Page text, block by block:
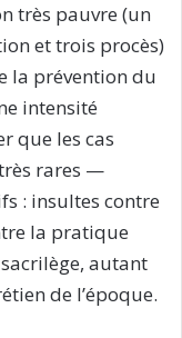
très pauvre (un
et trois procès)
la prévention du
intensité
que les cas
rares —
: insultes contre
la pratique
autant
de l’époque.